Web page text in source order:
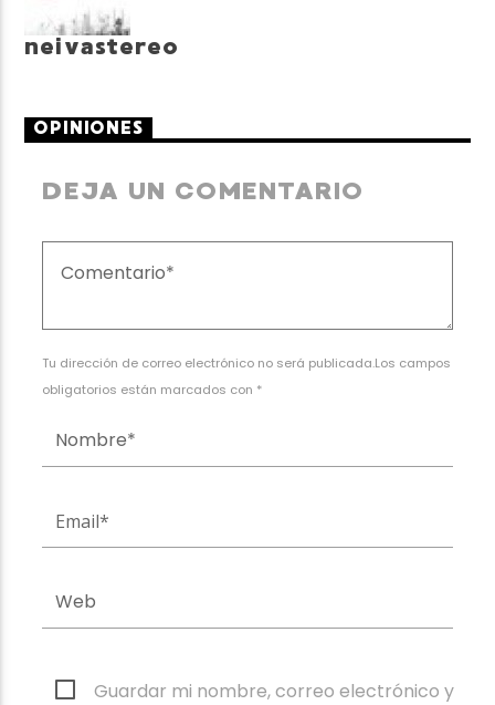
neivastereo
OPINIONES
DEJA UN COMENTARIO
Tu dirección de correo electrónico no será publicada.Los campos
obligatorios están marcados con *
Guardar mi nombre, correo electrónico y